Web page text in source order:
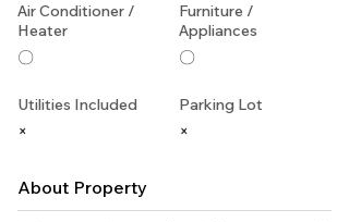
Air Conditioner /
Heater
〇
Furniture /
Appliances
〇
Utilities Included
×
Parking Lot
×
About Property